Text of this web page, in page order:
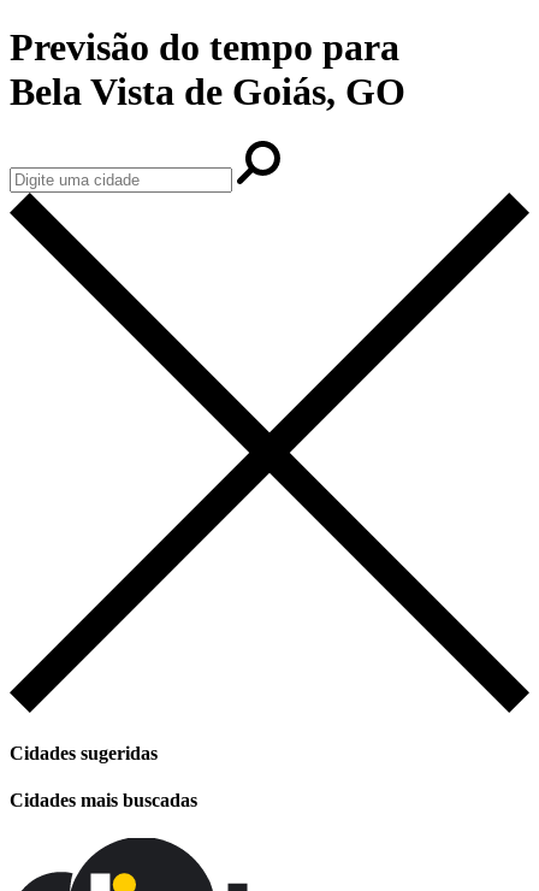
Previsão do tempo para
Bela Vista de Goiás, GO
Cidades sugeridas
Cidades mais buscadas